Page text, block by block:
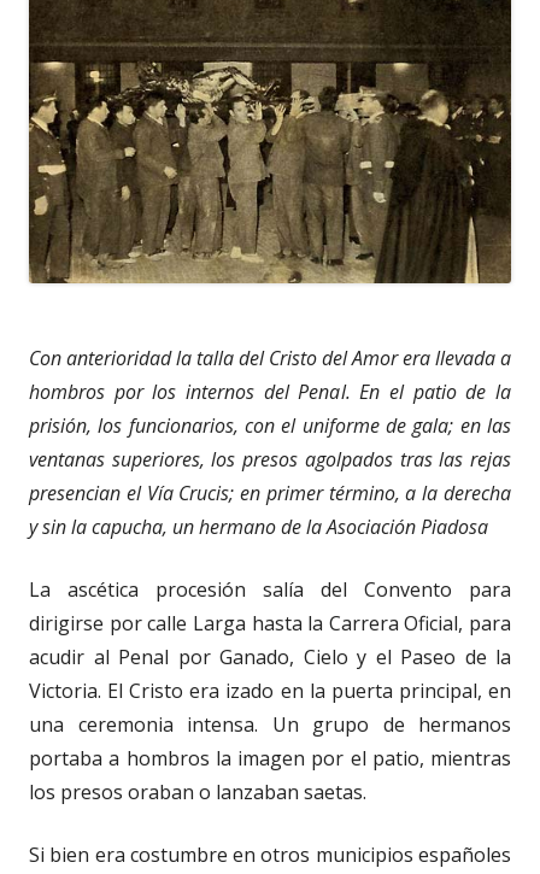
Con anterioridad la talla del Cristo del Amor era llevada a
hombros por los internos del Penal. En el patio de la
prisión, los funcionarios, con el uniforme de gala; en las
ventanas superiores, los presos agolpados tras las rejas
presencian el Vía Crucis; en primer término, a la derecha
y sin la capucha, un hermano de la Asociación Piadosa
La ascética procesión salía del Convento para
dirigirse por calle Larga hasta la Carrera Oficial, para
acudir al Penal por Ganado, Cielo y el Paseo de la
Victoria. El Cristo era izado en la puerta principal, en
una ceremonia intensa. Un grupo de hermanos
portaba a hombros la imagen por el patio, mientras
los presos oraban o lanzaban saetas.
Si bien era costumbre en otros municipios españoles